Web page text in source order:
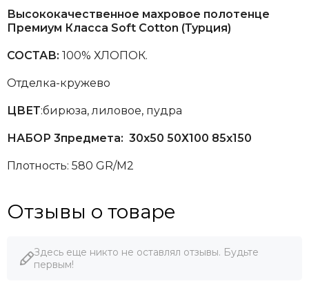
Высококачественное махровое полотенце
Премиум Класса Soft Cotton (Турция)
СОСТАВ: 100% ХЛОПОК.
Отделка-кружево
ЦВЕТ:бирюза, лиловое, пудра
НАБОР 3предмета: 30х50 50Х100 85х150
Плотность: 580 GR/M2
Отзывы о товаре
Здесь еще никто не оставлял отзывы. Будьте
первым!